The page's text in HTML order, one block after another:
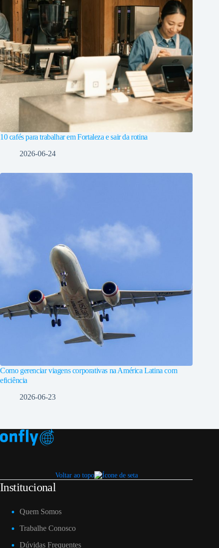
10 cafés para trabalhar em Fortaleza e sair da rotina
2026-06-24
Como gerenciar viagens corporativas na América Latina com
eficiência
2026-06-23
Voltar ao topo
Institucional
Quem Somos
Trabalhe Conosco
Dúvidas Frequentes